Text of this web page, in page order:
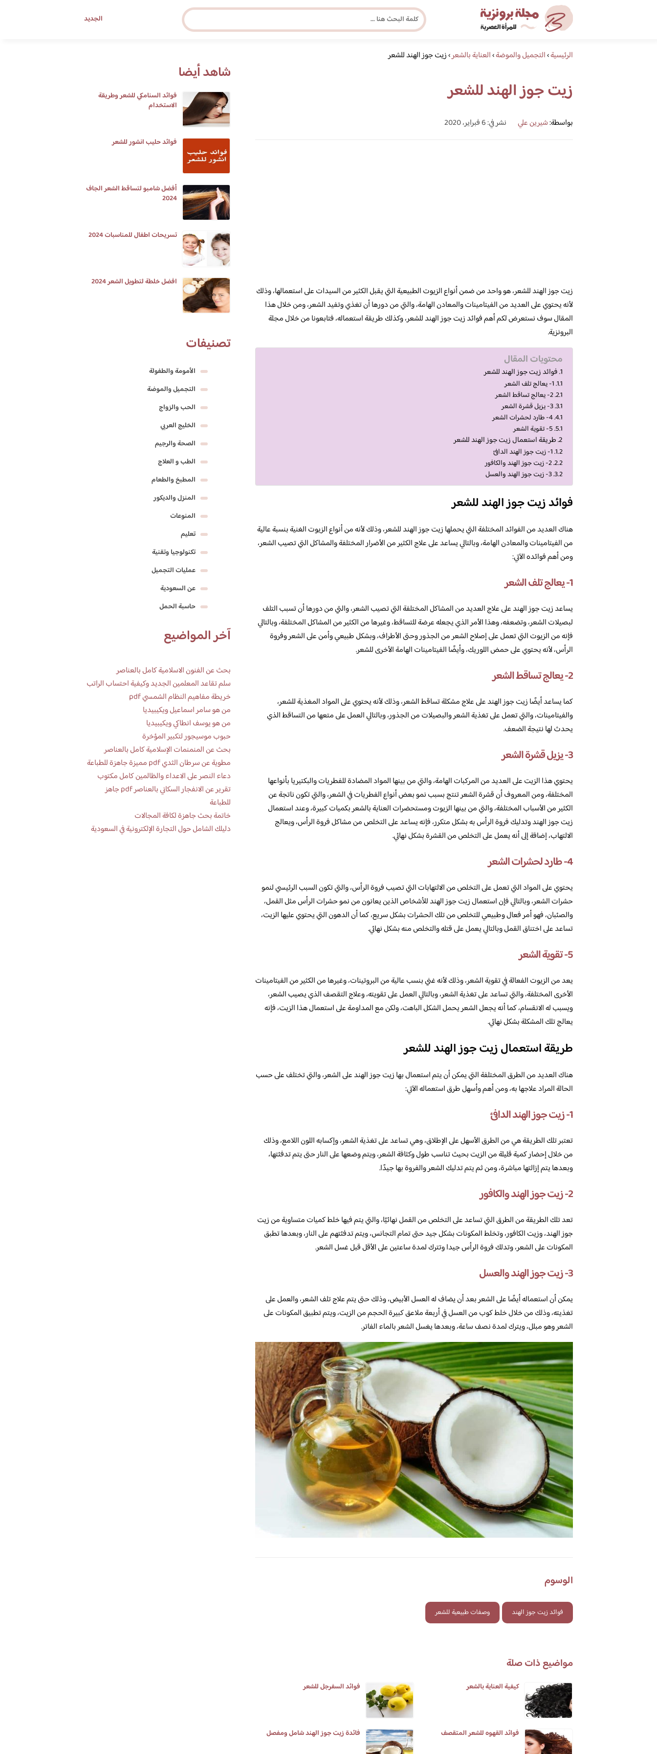
الجديد
مجلة برونزية للفتاة العصرية الرئيسية›التجميل والموضة›العناية بالشعر›زيت جوز الهند للشعر
زيت جوز الهند للشعر
بواسطة:شيرين علي نشر في: 6 فبراير، 2020
زيت جوز الهند للشعر، هو واحد من ضمن أنواع الزيوت الطبيعية التي يقبل الكثير من السيدات على استعمالها، وذلك
لأنه يحتوي على العديد من الفيتامينات والمعادن الهامة، والتي من دورها أن تغذي وتفيد الشعر، ومن خلال هذا
المقال سوف نستعرض لكم أهم فوائد زيت جوز الهند للشعر، وكذلك طريقة استعماله، فتابعونا من خلال مجلة
البرونزية.
محتويات المقال
فوائد زيت جوز الهند للشعر
1- يعالج تلف الشعر
2- يعالج تساقط الشعر
3- يزيل قشرة الشعر
4- طارد لحشرات الشعر
5- تقوية الشعر
طريقة استعمال زيت جوز الهند للشعر
1- زيت جوز الهند الدافئ
2- زيت جوز الهند والكافور
3- زيت جوز الهند والعسل
فوائد زيت جوز الهند للشعر
هناك العديد من الفوائد المختلفة التي يحملها زيت جوز الهند للشعر، وذلك لأنه من أنواع الزيوت الغنية بنسبة عالية
من الفيتامينات والمعادن الهامة، وبالتالي يساعد على علاج الكثير من الأضرار المختلفة والمشاكل التي تصيب الشعر،
ومن أهم فوائده الآتي:
1- يعالج تلف الشعر
يساعد زيت جوز الهند على علاج العديد من المشاكل المختلفة التي تصيب الشعر، والتي من دورها أن تسبب التلف
لبصيلات الشعر، وتضعفه، وهذا الأمر الذي يجعله عرضة للتساقط، وغيرها من الكثير من المشاكل المختلفة، وبالتالي
فإنه من الزيوت التي تعمل على إصلاح الشعر من الجذور وحتى الأطراف، وبشكل طبيعي وأمن على الشعر وفروة
الرأس، لأنه يحتوي على حمض اللوريك، وأيضًا الفيتامينات الهامة الأخرى للشعر.
2- يعالج تساقط الشعر
كما يساعد أيضًا زيت جوز الهند على علاج مشكلة تساقط الشعر، وذلك لأنه يحتوي على المواد المغذية للشعر،
والفيتامينات، والتي تعمل على تغذية الشعر والبصيلات من الجذور، وبالتالي العمل على متعها من التساقط الذي
يحدث لها نتيجة الضعف.
3- يزيل قشرة الشعر
يحتوي هذا الزيت على العديد من المركبات الهامة، والتي من بينها المواد المضادة للفطريات والبكتيريا بأنواعها
المختلفة، ومن المعروف أن قشرة الشعر تنتج بسبب نمو بعض أنواع الفطريات في الشعر، والتي تكون ناتجة عن
الكثير من الأسباب المختلفة، والتي من بينها الزيوت ومستحضرات العناية بالشعر بكميات كبيرة، وعند استعمال
زيت جوز الهند وتدليك فروة الرأس به بشكل متكرر، فإنه يساعد على التخلص من مشاكل فروة الرأس، ويعالج
الالتهاب، إضافة إلى أنه يعمل على التخلص من القشرة بشكل نهائي.
4- طارد لحشرات الشعر
يحتوي على المواد التي تعمل على التخلص من الالتهابات التي تصيب فروة الرأس، والتي تكون السبب الرئيسي لنمو
حشرات الشعر، وبالتالي فإن استعمال زيت جوز الهند للأشخاص الذين يعانون من نمو حشرات الرأس مثل القمل،
والصئبان، فهو أمر فعال وطبيعي للتخلص من تلك الحشرات بشكل سريع، كما أن الدهون التي يحتوي عليها الزيت،
تساعد على اختناق القمل وبالتالي يعمل على قتله والتخلص منه بشكل نهائي.
5- تقوية الشعر
يعد من الزيوت الفعالة في تقوية الشعر، وذلك لأنه غني بنسب عالية من البروتينات، وغيرها من الكثير من الفيتامينات
الأخرى المختلفة، والتي تساعد على تغذية الشعر، وبالتالي العمل على تقويته، وعلاج التقصف الذي يصيب الشعر،
ويسبب له الانقسام، كما أنه يجعل الشعر يحمل الشكل الباهت، ولكن مع المداومة على استعمال هذا الزيت، فإنه
يعالج تلك المشكلة بشكل نهائي.
طريقة استعمال زيت جوز الهند للشعر
هناك العديد من الطرق المختلفة التي يمكن أن يتم استعمال بها زيت جوز الهند على الشعر، والتي تختلف على حسب
الحالة المراد علاجها به، ومن أهم وأسهل طرق استعماله الآتي:
1- زيت جوز الهند الدافئ
تعتبر تلك الطريقة هي من الطرق الأسهل على الإطلاق، وهي تساعد على تغذية الشعر، وإكسابه اللون اللامع، وذلك
من خلال إحضار كمية قليلة من الزيت بحيث تناسب طول وكثافة الشعر، ويتم وضعها على النار حتى يتم تدفئتها،
وبعدها يتم إزالتها مباشرة، ومن ثم يتم تدليك الشعر والفروة بها جيدًا.
2- زيت جوز الهند والكافور
تعد تلك الطريقة من الطرق التي تساعد على التخلص من القمل نهائيًا، والتي يتم فيها خلط كميات متساوية من زيت
جوز الهند، وزيت الكافور، وتخلط المكونات بشكل جيد حتى تمام التجانس، ويتم تدفئتهم على النار، وبعدها تطبق
المكونات على الشعر، وتدلك فروة الرأس جيدا وتترك لمدة ساعتين على الأقل قبل غسل الشعر.
3- زيت جوز الهند والعسل
يمكن أن استعماله أيضًا على الشعر بعد أن يضاف له العسل الأبيض، وذلك حتى يتم علاج تلف الشعر، والعمل على
تغذيته، وذلك من خلال خلط كوب من العسل في أربعة ملاعق كبيرة الحجم من الزيت، ويتم تطبيق المكونات على
الشعر وهو مبلل، ويترك لمدة نصف ساعة، وبعدها يغسل الشعر بالماء الفاتر.
الوسوم
فوائد زيت جوز الهند وصفات طبيعية للشعر
مواضيع ذات صلة
كيفية العناية بالشعر فوائد السفرجل للشعر
فوائد القهوه للشعر المتقصف فائدة زيت جوز الهند شامل ومفصل
شاهد أيضا
فوائد السنامكي للشعر وطريقة
الاستخدام
فوائد حليب انشور للشعر
أفضل شامبو لتساقط الشعر الجاف
2024
تسريحات اطفال للمناسبات 2024
افضل خلطة لتطويل الشعر 2024
تصنيفات
الأمومة والطفولة
التجميل والموضة
الحب والزواج
الخليج العربي
الصحة والرجيم
الطب و العلاج
المطبخ والطعام
المنزل والديكور
المنوعات
تعليم
تكنولوجيا وتقنية
عمليات التجميل
عن السعودية
حاسبة الحمل
آخر المواضيع
بحث عن الفنون الاسلامية كامل بالعناصر
سلم تقاعد المعلمين الجديد وكيفية احتساب الراتب
خريطة مفاهيم النظام الشمسي pdf
من هو سامر اسماعيل ويكيبيديا
من هو يوسف انطاكي ويكيبيديا
حبوب موسيجور لتكبير المؤخرة
بحث عن المنمنمات الإسلامية كامل بالعناصر
مطوية عن سرطان الثدي pdf مميزة جاهزة للطباعة
دعاء النصر على الاعداء والظالمين كامل مكتوب
تقرير عن الانفجار السكاني بالعناصر pdf جاهز
للطباعة
خاتمة بحث جاهزة لكافة المجالات
دليلك الشامل حول التجارة الإلكترونية في السعودية